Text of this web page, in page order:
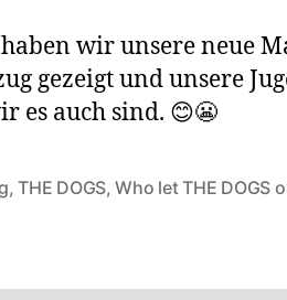
wir unsere neue
gezeigt und unsere
es auch sind. 😊😬
,THE DOGS,Who let THE DOGS